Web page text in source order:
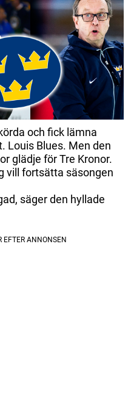
och fick lämna
Louis Blues. Men den
glädje för Tre Kronor.
vill fortsätta säsongen
säger den hyllade